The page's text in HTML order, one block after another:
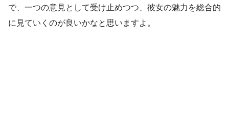
で、一つの意見として受け止めつつ、彼女の魅力を総合的
に見ていくのが良いかなと思いますよ。